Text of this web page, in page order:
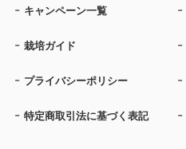
キャンペーン一覧
栽培ガイド
プライバシーポリシー
特定商取引法に基づく表記